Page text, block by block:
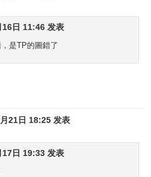
日 11:46 发表
是TP的圖錯了
21日 18:25 发表
日 19:33 发表